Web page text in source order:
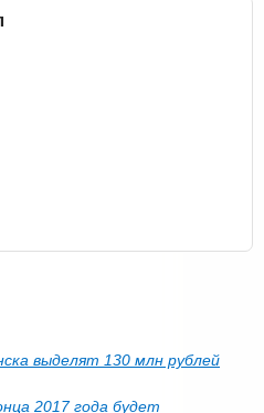
выделят 130 млн рублей
2017 года будет